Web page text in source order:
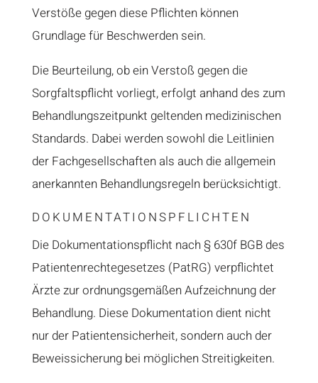
Verstöße gegen diese Pflichten können
Grundlage für Beschwerden sein.
Die Beurteilung, ob ein Verstoß gegen die
Sorgfaltspflicht vorliegt, erfolgt anhand des zum
Behandlungszeitpunkt geltenden medizinischen
Standards. Dabei werden sowohl die Leitlinien
der Fachgesellschaften als auch die allgemein
anerkannten Behandlungsregeln berücksichtigt.
DOKUMENTATIONSPFLICHTEN
Die Dokumentationspflicht nach § 630f BGB des
Patientenrechtegesetzes (PatRG) verpflichtet
Ärzte zur ordnungsgemäßen Aufzeichnung der
Behandlung. Diese Dokumentation dient nicht
nur der Patientensicherheit, sondern auch der
Beweissicherung bei möglichen Streitigkeiten.